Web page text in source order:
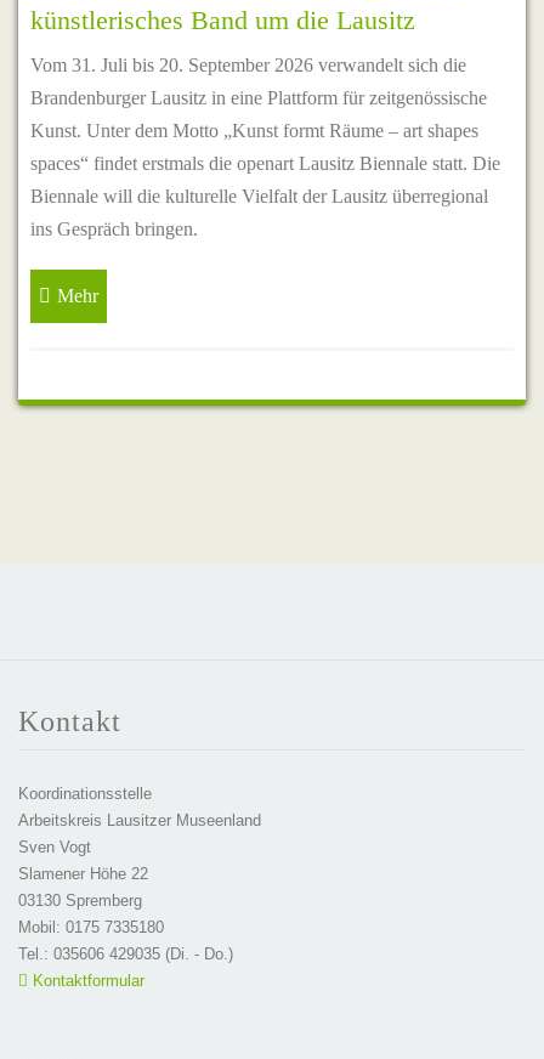
künstlerisches Band um die Lausitz
Vom 31. Juli bis 20. September 2026 verwandelt sich die
Brandenburger Lausitz in eine Plattform für zeitgenössische
Kunst. Unter dem Motto „Kunst formt Räume – art shapes
spaces“ findet erstmals die openart Lausitz Biennale statt. Die
Biennale will die kulturelle Vielfalt der Lausitz überregional
ins Gespräch bringen.
Mehr
Kontakt
Koordinationsstelle
Arbeitskreis Lausitzer Museenland
Sven Vogt
Slamener Höhe 22
03130 Spremberg
Mobil: 0175 7335180
Tel.: 035606 429035 (Di. - Do.)
Kontaktformular